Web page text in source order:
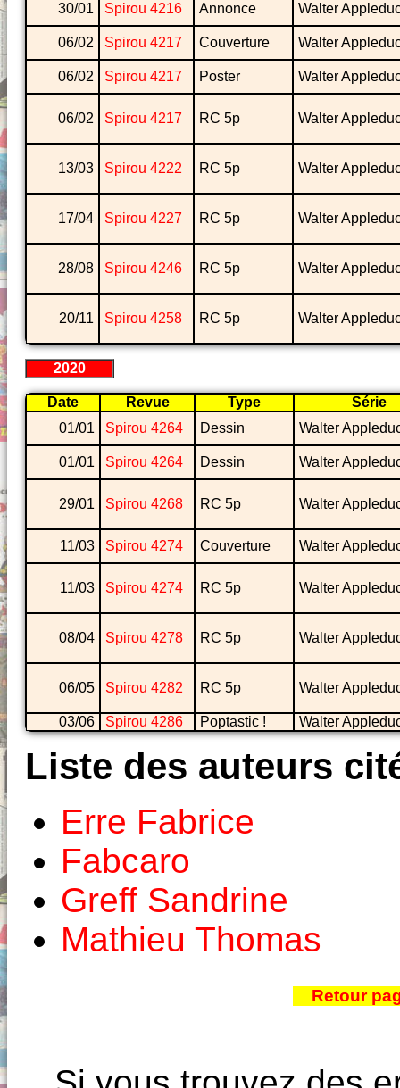
30/01
Spirou 4216 Annonce Walter
06/02 Spirou 4217 Couverture Walter
06/02 Spirou 4217 Poster Walter
06/02 Spirou 4217 RC 5p Walter
13/03 Spirou 4222 RC 5p Walter
17/04 Spirou 4227 RC 5p Walter
28/08 Spirou 4246 RC 5p Walter
20/11 Spirou 4258 RC 5p Walter
2020
Date Revue Type
Série
01/01
Spirou 4264 Dessin Walter
01/01 Spirou 4264 Dessin Walter
29/01 Spirou 4268 RC 5p Walter
11/03 Spirou 4274 Couverture Walter
11/03 Spirou 4274 RC 5p Walter
08/04 Spirou 4278 RC 5p Walter
06/05 Spirou 4282 RC 5p Walter
03/06 Spirou 4286 Poptastic ! Walter
Liste des auteurs
Erre Fabrice
Fabcaro
Greff Sandrine
Mathieu Thomas
Retour